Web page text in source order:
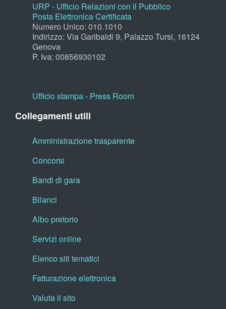
URP - Ufficio Relazioni con il Pubblico
Posta Elettronica Certificata
Numero Unico: 010.1010
Indirizzo: Via Garibaldi 9, Palazzo Tursi, 16124
Genova
P. Iva: 00856930102
Ufficio stampa - Press Room
Collegamenti utili
Amministrazione trasparente
Concorsi
Bandi di gara
Bilanci
Albo pretorio
Servizi online
Elenco siti tematici
Fatturazione elettronica
Valuta il sito